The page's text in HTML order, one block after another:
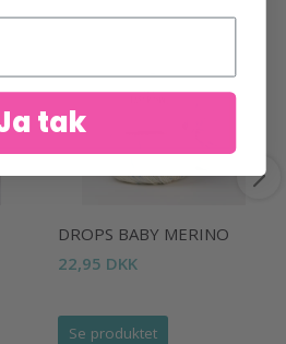
DROPS BABY MERINO
22,95 DKK
Se produktet
tak